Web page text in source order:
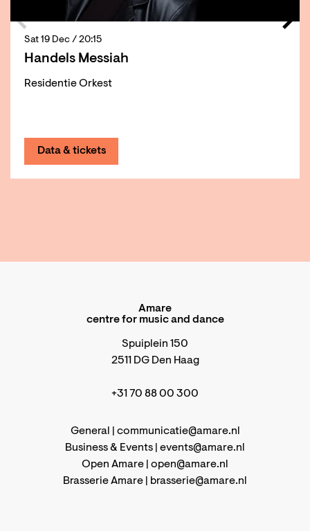
Handels Messiah
Residentie Orkest
Sat 19 Dec / 20:15
Data & tickets
Amare
centre for music and dance
Spuiplein 150
2511 DG Den Haag
+31 70 88 00 300
General | communicatie@amare.nl
Business & Events | events@amare.nl
Open Amare | open@amare.nl
Brasserie Amare | brasserie@amare.nl